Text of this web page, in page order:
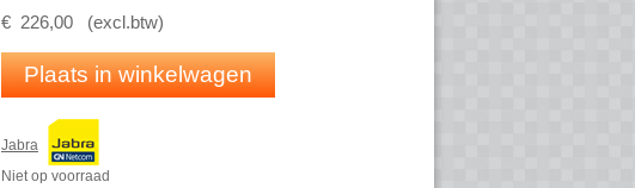
€ 226,00 (excl.btw)
Plaats in winkelwagen
Jabra
Niet op voorraad